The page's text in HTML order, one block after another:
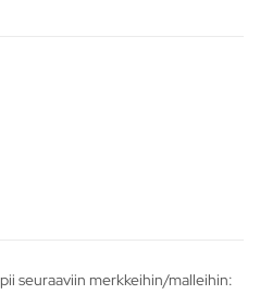
seuraaviin merkkeihin/malleihin: